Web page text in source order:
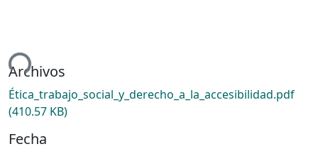
Archivos
Ética_trabajo_social_y_derecho_a_la_accesibilidad.pdf
(410.57 KB)
Fecha